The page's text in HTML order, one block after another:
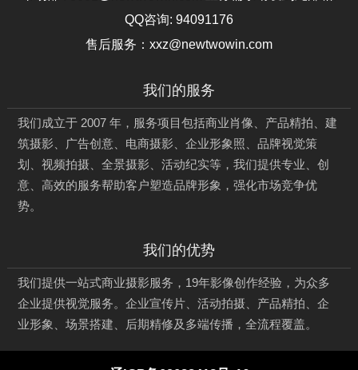
QQ咨询: 94091176
售后服务：xxz@newtwowin.com
我们的服务
我们成立于 2007 年，服务项目包括商业肖像、产品精拍、建
筑摄影、广告创意、电商摄影、企业形象照、品牌视觉策
划、视频拍摄、全景摄影、活动纪实等，我们提供专业、创
意、高效的服务帮助客户塑造品牌形象，强化市场竞争优
势。
我们的优势
我们提供一站式商业摄影服务，19年影像创作经验，为众多
企业提供视觉服务。企业宣传片、活动拍摄、产品精拍、企
业形象、场景搭建、后期精修及多端传播，全流程覆盖。